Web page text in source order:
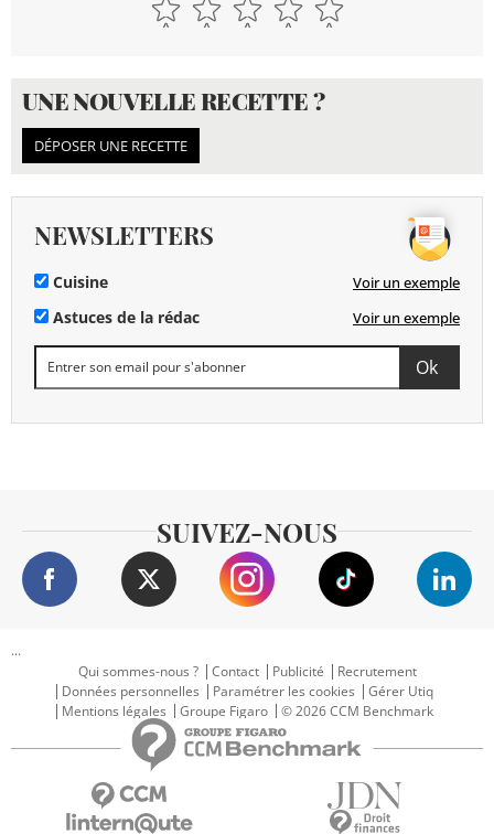
UNE NOUVELLE RECETTE ?
DÉPOSER UNE RECETTE
NEWSLETTERS
Cuisine Voir un exemple
Astuces de la rédac Voir un exemple
SUIVEZ-NOUS
...
Qui sommes-nous ?
Contact Publicité
Recrutement
Données personnelles
Paramétrer les cookies
Gérer Utiq
Mentions légales
Groupe Figaro © 2026 CCM Benchmark